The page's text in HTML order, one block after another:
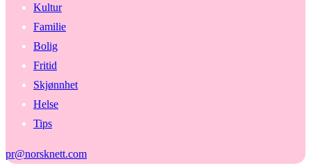
Kultur
Familie
Bolig
Fritid
Skjønnhet
Helse
Tips
pr@norsknett.com